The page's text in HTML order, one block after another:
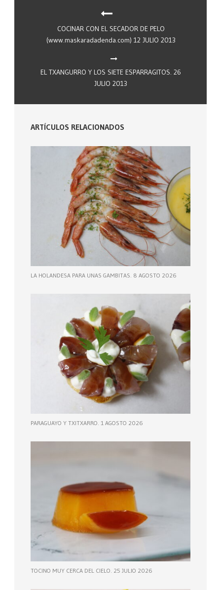
COCINAR CON EL SECADOR DE PELO
(www.maskaradadenda.com) 12 JULIO 2013
EL TXANGURRO Y LOS SIETE ESPARRAGITOS. 26
JULIO 2013
ARTÍCULOS RELACIONADOS
LA HOLANDESA PARA UNAS GAMBITAS. 8 AGOSTO 2026
PARAGUAYO Y TXITXARRO. 1 AGOSTO 2026
TOCINO MUY CERCA DEL CIELO. 25 JULIO 2026